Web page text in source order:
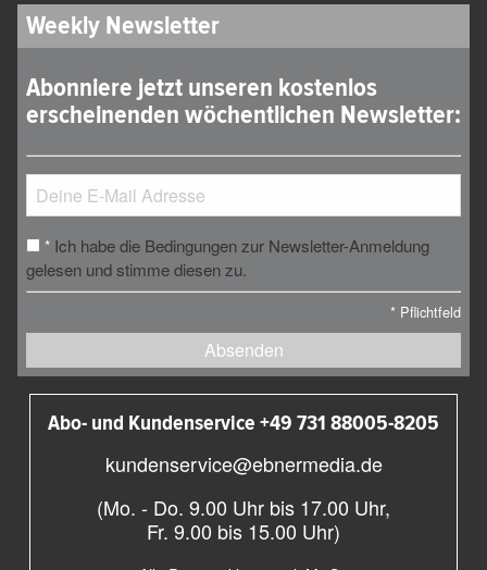
Weekly Newsletter
Abonniere jetzt unseren kostenlos
erscheinenden wöchentlichen Newsletter:
* Ich habe die Bedingungen zur Newsletter-Anmeldung
gelesen und stimme diesen zu.
* Pflichtfeld
Absenden
Abo- und Kundenservice +49 731 88005-8205
kundenservice@ebnermedia.de
(Mo. - Do. 9.00 Uhr bis 17.00 Uhr,
Fr. 9.00 bis 15.00 Uhr)